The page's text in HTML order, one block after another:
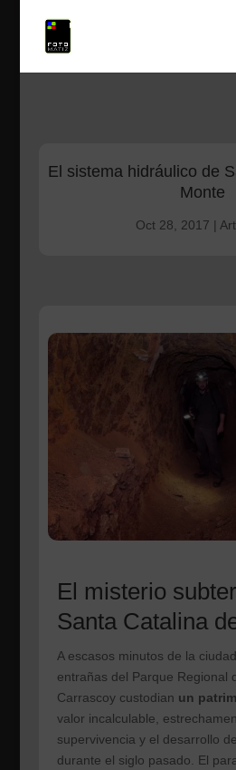
El sistema hidráulico de
Monte
Oct 28, 2017 |
El misterio
Santa Catalina
A escasos minutos de la
entrañas del Parque Regional
Carrascoy custodian un
valor incalculable,
supervivencia y el desarrollo
durante el siglo pasado. El